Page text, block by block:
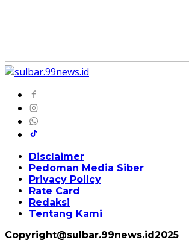
Disclaimer
Pedoman Media Siber
Privacy Policy
Rate Card
Redaksi
Tentang Kami
Copyright@sulbar.99news.id2025